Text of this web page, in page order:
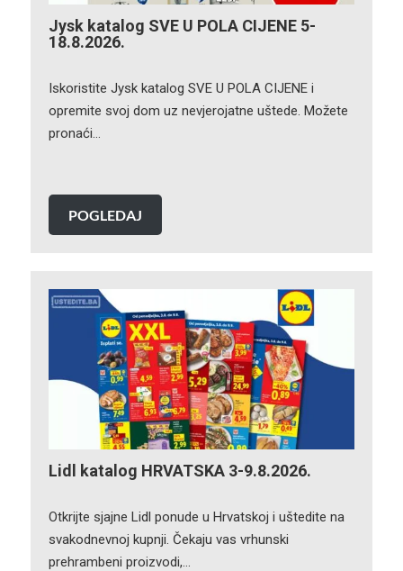
Jysk katalog SVE U POLA CIJENE 5-
18.8.2026.
Iskoristite Jysk katalog SVE U POLA CIJENE i
opremite svoj dom uz nevjerojatne uštede. Možete
pronaći…
POGLEDAJ
Lidl katalog HRVATSKA 3-9.8.2026.
Otkrijte sjajne Lidl ponude u Hrvatskoj i uštedite na
svakodnevnoj kupnji. Čekaju vas vrhunski
prehrambeni proizvodi,…